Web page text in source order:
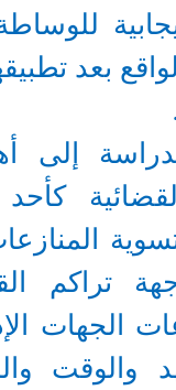
بعد
إلى
كأحد
تراكم
الجهات
والوقت